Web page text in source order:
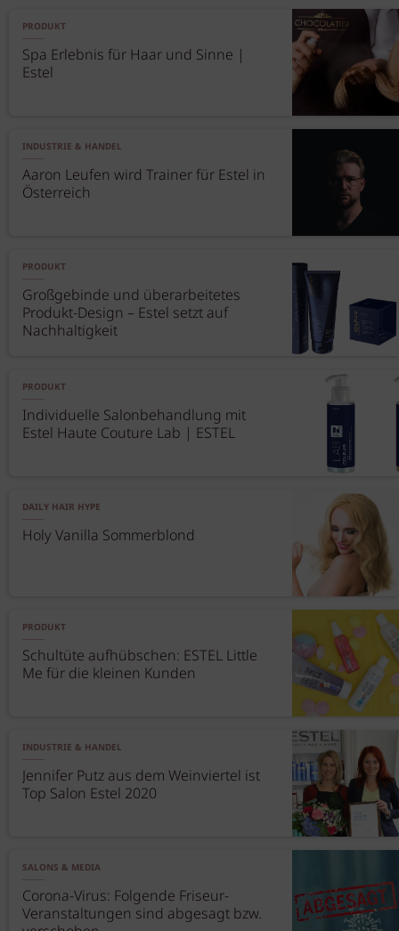
PRODUKT
Spa Erlebnis für Haar und Sinne |
Estel
INDUSTRIE & HANDEL
Aaron Leufen wird Trainer für Estel in
Österreich
PRODUKT
Großgebinde und überarbeitetes
Produkt-Design – Estel setzt auf
Nachhaltigkeit
PRODUKT
Individuelle Salonbehandlung mit
Estel Haute Couture Lab | ESTEL
DAILY HAIR HYPE
Holy Vanilla Sommerblond
PRODUKT
Schultüte aufhübschen: ESTEL Little
Me für die kleinen Kunden
INDUSTRIE & HANDEL
Jennifer Putz aus dem Weinviertel ist
Top Salon Estel 2020
SALONS & MEDIA
Corona-Virus: Folgende Friseur-
Veranstaltungen sind abgesagt bzw.